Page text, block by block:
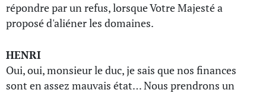
répondre par un refus, lorsque Votre Majesté a
proposé d'aliéner les domaines.
HENRI
Oui, oui, monsieur le duc, je sais que nos finances
sont en assez mauvais état… Nous prendrons un